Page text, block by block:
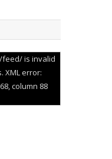
feed/ is invalid
XML error:
column 88